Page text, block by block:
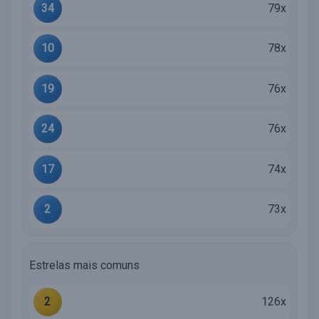
34 79x
10 78x
19 76x
24 76x
17 74x
2 73x
Estrelas mais comuns
2 126x